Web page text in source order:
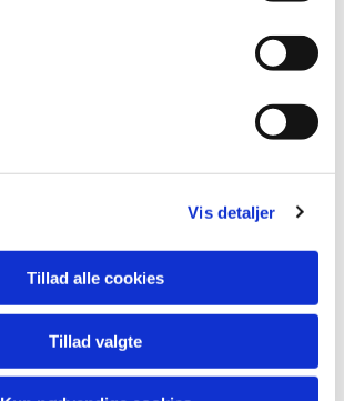
Vis detaljer
Tillad alle cookies
Tillad valgte